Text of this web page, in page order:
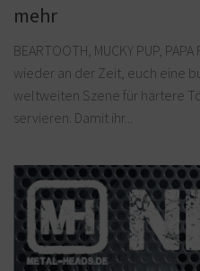
mehr
BEARTOOTH, MUCKY PUP,
wieder an der Zeit, euch eine
weltweiten Szene für härtere
servieren. Damit ihr...